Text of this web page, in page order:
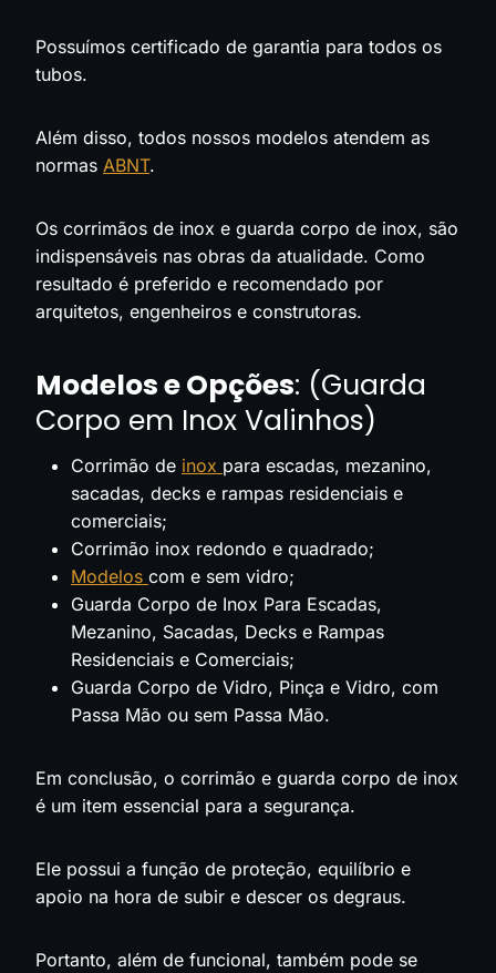
Possuímos certificado de garantia para todos os
tubos.
Além disso, todos nossos modelos atendem as
normas ABNT.
Os corrimãos de inox e guarda corpo de inox, são
indispensáveis nas obras da atualidade. Como
resultado é preferido e recomendado por
arquitetos, engenheiros e construtoras.
Modelos e Opções: (Guarda
Corpo em Inox Valinhos)
Corrimão de inox para escadas, mezanino,
sacadas, decks e rampas residenciais e
comerciais;
Corrimão inox redondo e quadrado;
Modelos com e sem vidro;
Guarda Corpo de Inox Para Escadas,
Mezanino, Sacadas, Decks e Rampas
Residenciais e Comerciais;
Guarda Corpo de Vidro, Pinça e Vidro, com
Passa Mão ou sem Passa Mão.
Em conclusão, o corrimão e guarda corpo de inox
é um item essencial para a segurança.
Ele possui a função de proteção, equilíbrio e
apoio na hora de subir e descer os degraus.
Portanto, além de funcional, também pode se